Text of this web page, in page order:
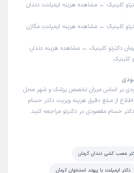
کلینیک ← مشاهده هزینه ایمپلنت دندان
کلینیک ← مشاهده هزینه ایمپلنت مگاژن
دکترتو کلینیک ← مشاهده هزینه دندان
کلینیک
بر اساس میزان تخصص پزشک و شهر محل
از مبلغ دقیق هزینه ویزیت دکتر حسام
حسام مقصودی در دکترتو مراجعه کنید.
عصب کشی دندان کرمان
دکتر ایمپلنت با پیوند استخوان کرمان